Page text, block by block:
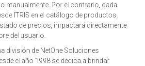
manualmente. Por el contrario, cada
ITRIS en el catálogo de productos,
de precios, impactará directamente
del usuario.
división de NetOne Soluciones
el año 1998 se dedica a brindar